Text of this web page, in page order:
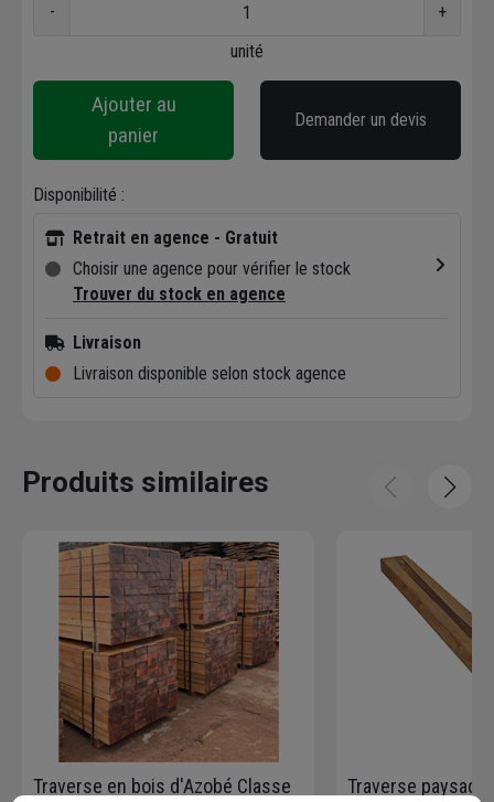
-
+
unité
Ajouter au
panier
Demander un devis
Disponibilité :
Retrait en agence - Gratuit
Choisir une agence pour vérifier le stock
Trouver du stock en agence
Livraison
Livraison disponible selon stock agence
Produits similaires
Traverse en bois d'Azobé Classe
Traverse